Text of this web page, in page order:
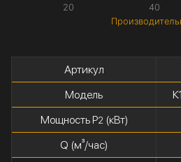
20 40
Артикул
Модель
Мощность P2 (кВт)
Q (м³/час)